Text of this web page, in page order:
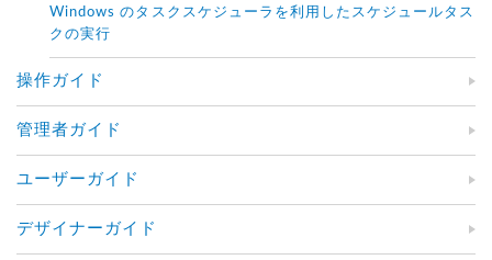
Windows のタスクスケジューラを利用したスケジュールタス
クの実行
操作ガイド
管理者ガイド
ユーザーガイド
デザイナーガイド